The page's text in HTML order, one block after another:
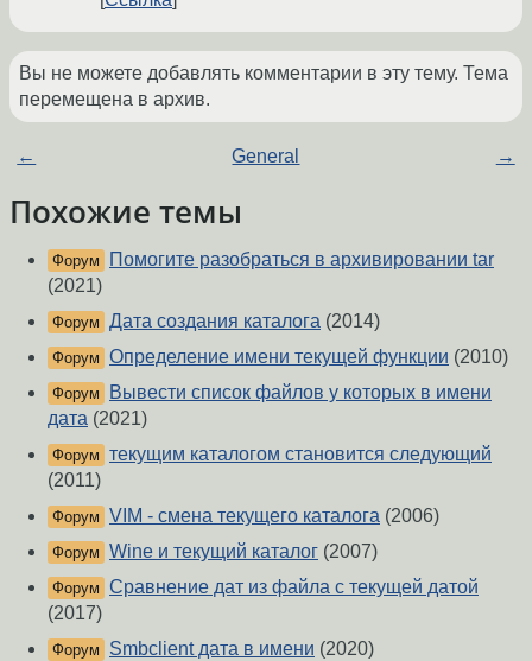
Вы не можете добавлять комментарии в эту тему. Тема
перемещена в архив.
← General →
Похожие темы
Форум
Помогите разобраться в архивировании tar
(2021)
Форум Дата создания каталога (2014)
Форум Определение имени текущей функции (2010)
Форум
Вывести список файлов у которых в имени
дата (2021)
Форум текущим каталогом становится следующий
(2011)
Форум VIM - смена текущего каталога (2006)
Форум Wine и текущий каталог (2007)
Форум Сравнение дат из файла с текущей датой
(2017)
Форум Smbclient дата в имени (2020)